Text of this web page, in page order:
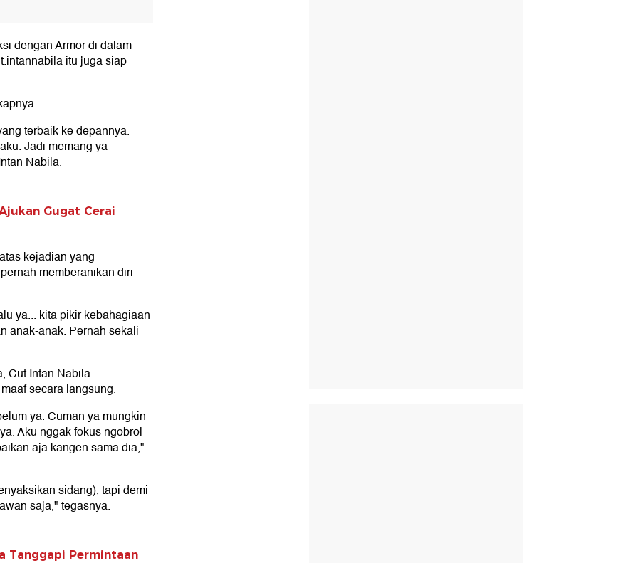
dengan Armor di dalam
itu juga siap
terbaik ke depannya.
Jadi memang ya
Nabila.
Gugat Cerai
kejadian yang
memberanikan diri
ya... kita pikir kebahagiaan
anak-anak. Pernah sekali
Cut Intan Nabila
secara langsung.
ya. Cuman ya mungkin
Aku nggak fokus ngobrol
aja kangen sama dia,"
sidang), tapi demi
saja," tegasnya.
Tanggapi Permintaan